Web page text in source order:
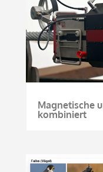
Magnetische
kombiniert